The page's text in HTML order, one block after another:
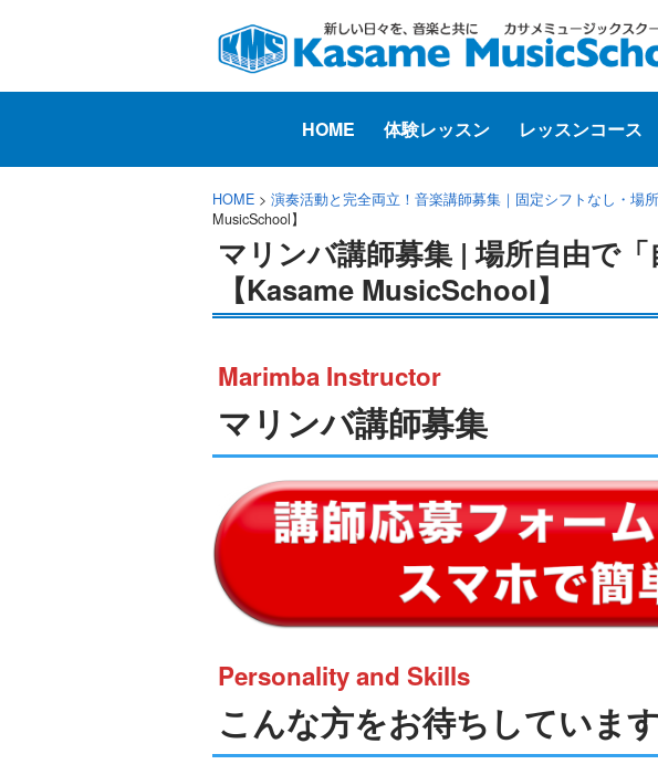
HOME 体験レッスン レッスンコース
HOME > 演奏活動と完全両立！音楽講師募集｜固定シフトなし・場
MusicSchool】
マリンバ講師募集 | 場所自由で
【Kasame MusicSchool】
Marimba Instructor
マリンバ講師募集
Personality and Skills
こんな方をお待ちしていま